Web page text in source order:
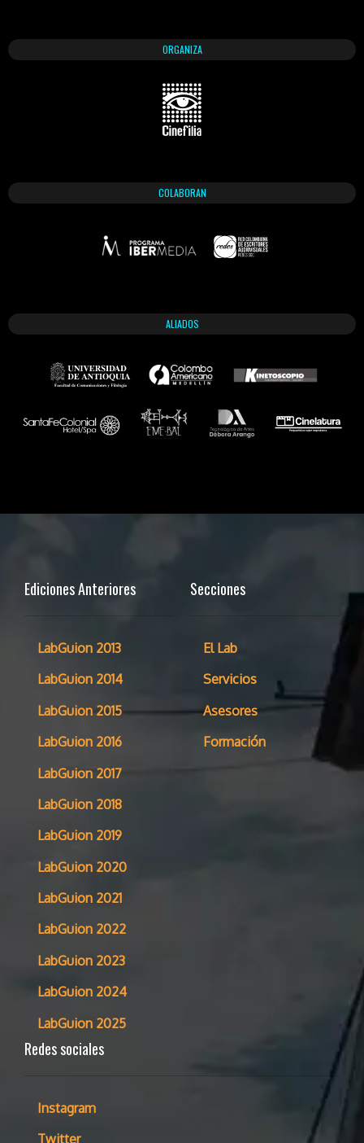
ORGANIZA
COLABORAN
ALIADOS
Ediciones Anteriores
LabGuion 2013
LabGuion 2014
LabGuion 2015
LabGuion 2016
LabGuion 2017
LabGuion 2018
LabGuion 2019
LabGuion 2020
LabGuion 2021
LabGuion 2022
LabGuion 2023
LabGuion 2024
LabGuion 2025
Secciones
El Lab
Servicios
Asesores
Formación
Redes sociales
Instagram
Twitter